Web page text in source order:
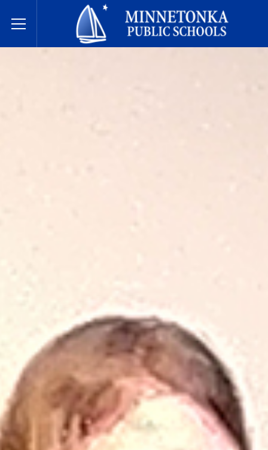
Toggle Menu
សាលារៀនសាធារណៈ Minnetonka